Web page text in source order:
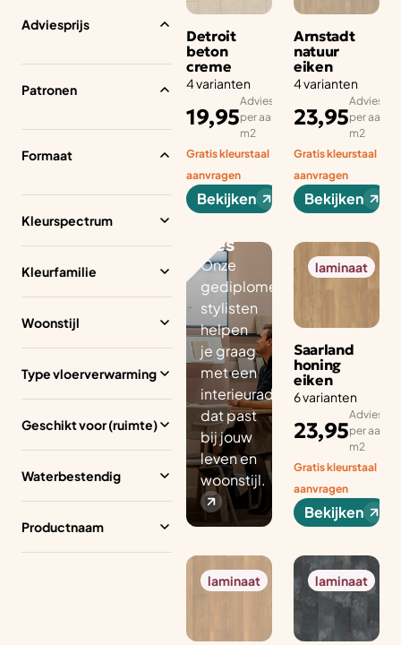
Adviesprijs
Patronen
Formaat
Kleurspectrum
Kleurfamilie
Woonstijl
Type vloerverwarming
Geschikt voor (ruimte)
Waterbestendig
Productnaam
Detroit
beton
creme
4 varianten
19,95
Adviesprijs
per aantal
m2
Gratis kleurstaal
aanvragen
Bekijken
Arnstadt
natuur
eiken
4 varianten
23,95per aantal
m2
Gratis kleurstaal
aanvragen
Bekijken
Perso
onlijk
interi
vies
Onze
gediplomeerde
stylisten
helpen
je graag
met een
interieuradvies
dat past
bij jouw
leven en
woonstijl.
laminaat
Saarland
honing
eiken
6 varianten
23,95per aantal
m2
Gratis kleurstaal
aanvragen
Bekijken
laminaat laminaat